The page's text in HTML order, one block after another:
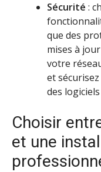
Sécurité :
que des
mises à
votre
et
des
Choisir
et une